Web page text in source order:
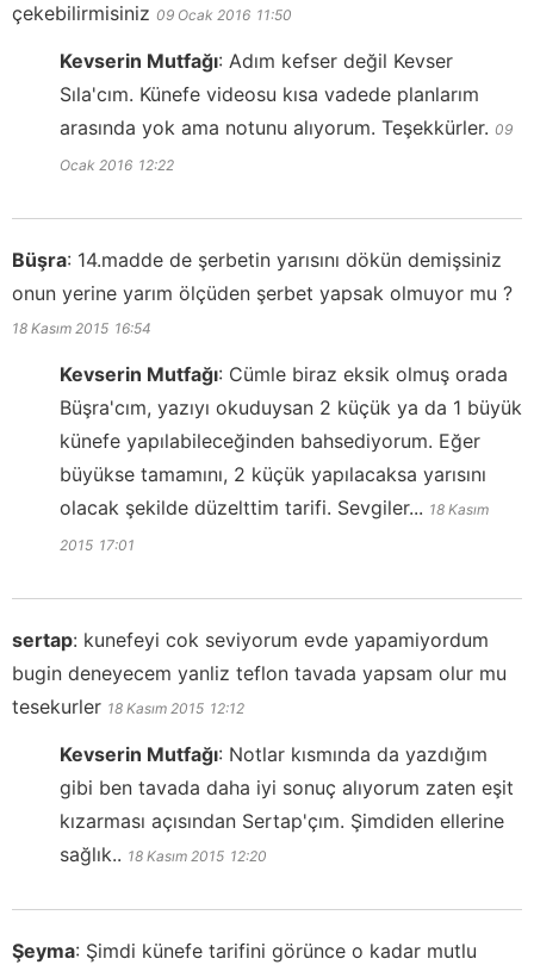
çekebilirmisiniz 09 Ocak 2016 11:50
Kevserin Mutfağı: Adım kefser değil Kevser
Sıla'cım. Künefe videosu kısa vadede planlarım
arasında yok ama notunu alıyorum. Teşekkürler. 09
Ocak 2016 12:22
Büşra: 14.madde de şerbetin yarısını dökün demişsiniz
onun yerine yarım ölçüden şerbet yapsak olmuyor mu ?
18 Kasım 2015 16:54
Kevserin Mutfağı: Cümle biraz eksik olmuş orada
Büşra'cım, yazıyı okuduysan 2 küçük ya da 1 büyük
künefe yapılabileceğinden bahsediyorum. Eğer
büyükse tamamını, 2 küçük yapılacaksa yarısını
olacak şekilde düzelttim tarifi. Sevgiler... 18 Kasım
2015 17:01
sertap: kunefeyi cok seviyorum evde yapamiyordum
bugin deneyecem yanliz teflon tavada yapsam olur mu
tesekurler 18 Kasım 2015 12:12
Kevserin Mutfağı: Notlar kısmında da yazdığım
gibi ben tavada daha iyi sonuç alıyorum zaten eşit
kızarması açısından Sertap'çım. Şimdiden ellerine
sağlık.. 18 Kasım 2015 12:20
Şeyma: Şimdi künefe tarifini görünce o kadar mutlu